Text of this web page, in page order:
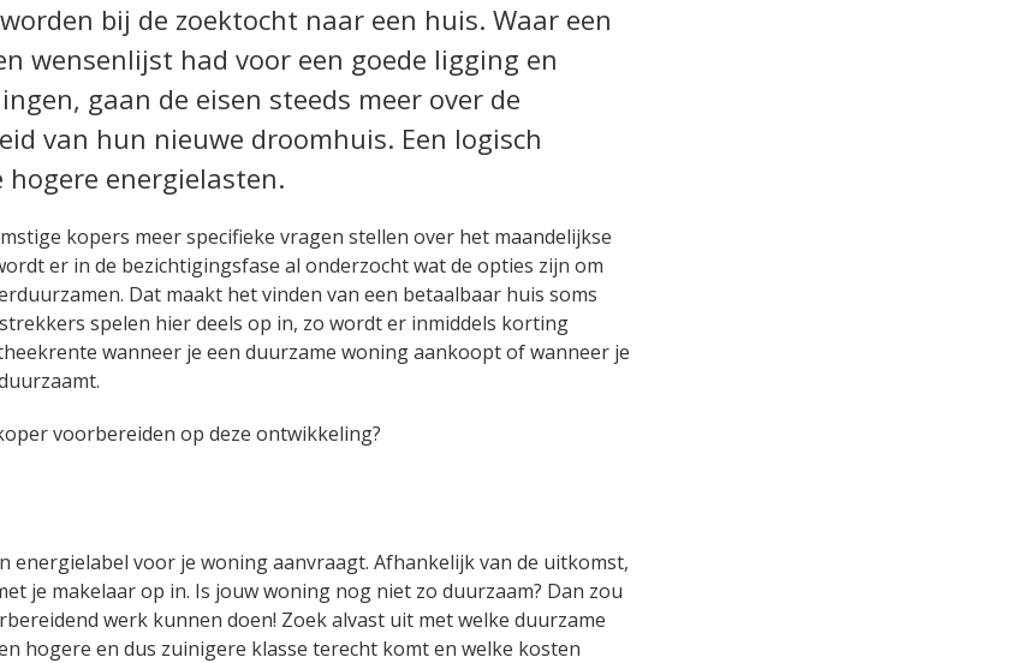
bij de zoektocht naar een huis. Waar een
wensenlijst had voor een goede ligging en
gaan de eisen steeds meer over de
van hun nieuwe droomhuis. Een logisch
hogere energielasten.
kopers meer specifieke vragen stellen over het maandelijkse
er in de bezichtigingsfase al onderzocht wat de opties zijn om
Dat maakt het vinden van een betaalbaar huis soms
spelen hier deels op in, zo wordt er inmiddels korting
wanneer je een duurzame woning aankoopt of wanneer je
voorbereiden op deze ontwikkeling?
energielabel voor je woning aanvraagt. Afhankelijk van de uitkomst,
je makelaar op in. Is jouw woning nog niet zo duurzaam? Dan zou
werk kunnen doen! Zoek alvast uit met welke duurzame
hogere en dus zuinigere klasse terecht komt en welke kosten